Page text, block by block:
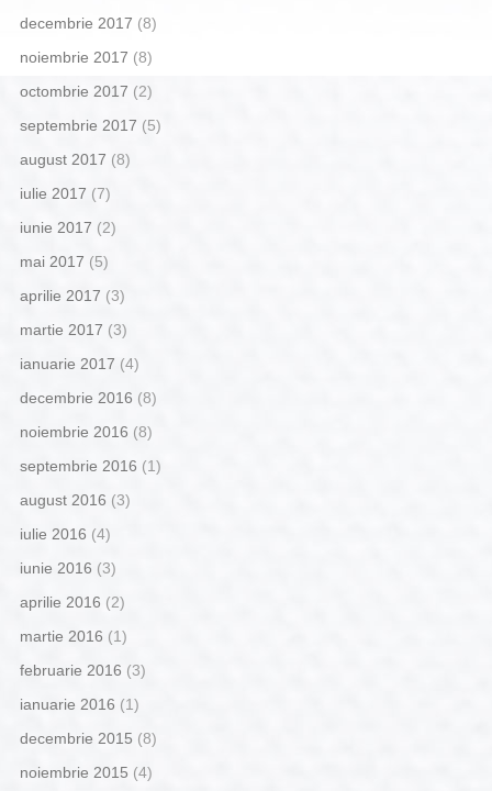
decembrie 2017 (8)
noiembrie 2017 (8)
octombrie 2017 (2)
septembrie 2017 (5)
august 2017 (8)
iulie 2017 (7)
iunie 2017 (2)
mai 2017 (5)
aprilie 2017 (3)
martie 2017 (3)
ianuarie 2017 (4)
decembrie 2016 (8)
noiembrie 2016 (8)
septembrie 2016 (1)
august 2016 (3)
iulie 2016 (4)
iunie 2016 (3)
aprilie 2016 (2)
martie 2016 (1)
februarie 2016 (3)
ianuarie 2016 (1)
decembrie 2015 (8)
noiembrie 2015 (4)